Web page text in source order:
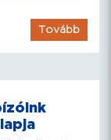
Tovább